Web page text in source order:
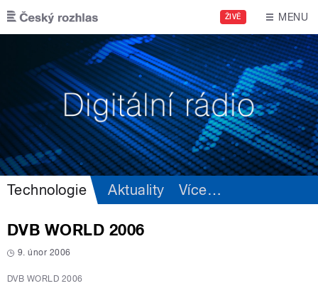
Přejít k hlavnímu obsahu
ŽIVĚ MENU
Technologie Aktuality Více…
DVB WORLD 2006
9. únor 2006
DVB WORLD 2006